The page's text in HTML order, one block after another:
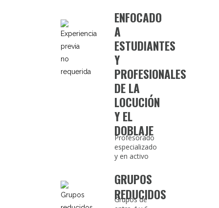
ENFOCADO
A
ESTUDIANTES
Y
PROFESIONALES
DE LA
LOCUCIÓN
Y EL
DOBLAJE
Profesorado
especializado
y en activo
GRUPOS
REDUCIDOS
Grupos de